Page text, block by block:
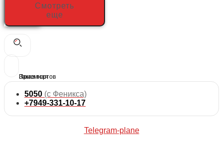
Смотреть
еще
5050 (с Феникса)
+7949-331-10-17
Telegram-plane